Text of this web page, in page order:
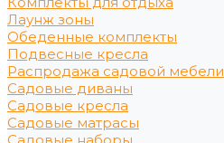
Лаунж зоны
Обеденные комплекты
Подвесные кресла
Распродажа садовой мебели
Садовые диваны
Садовые кресла
Садовые матрасы